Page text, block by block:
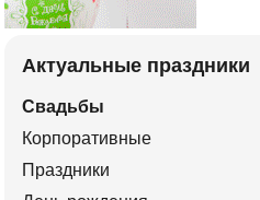
Актуальные праздники
Свадьбы
Корпоративные
Праздники